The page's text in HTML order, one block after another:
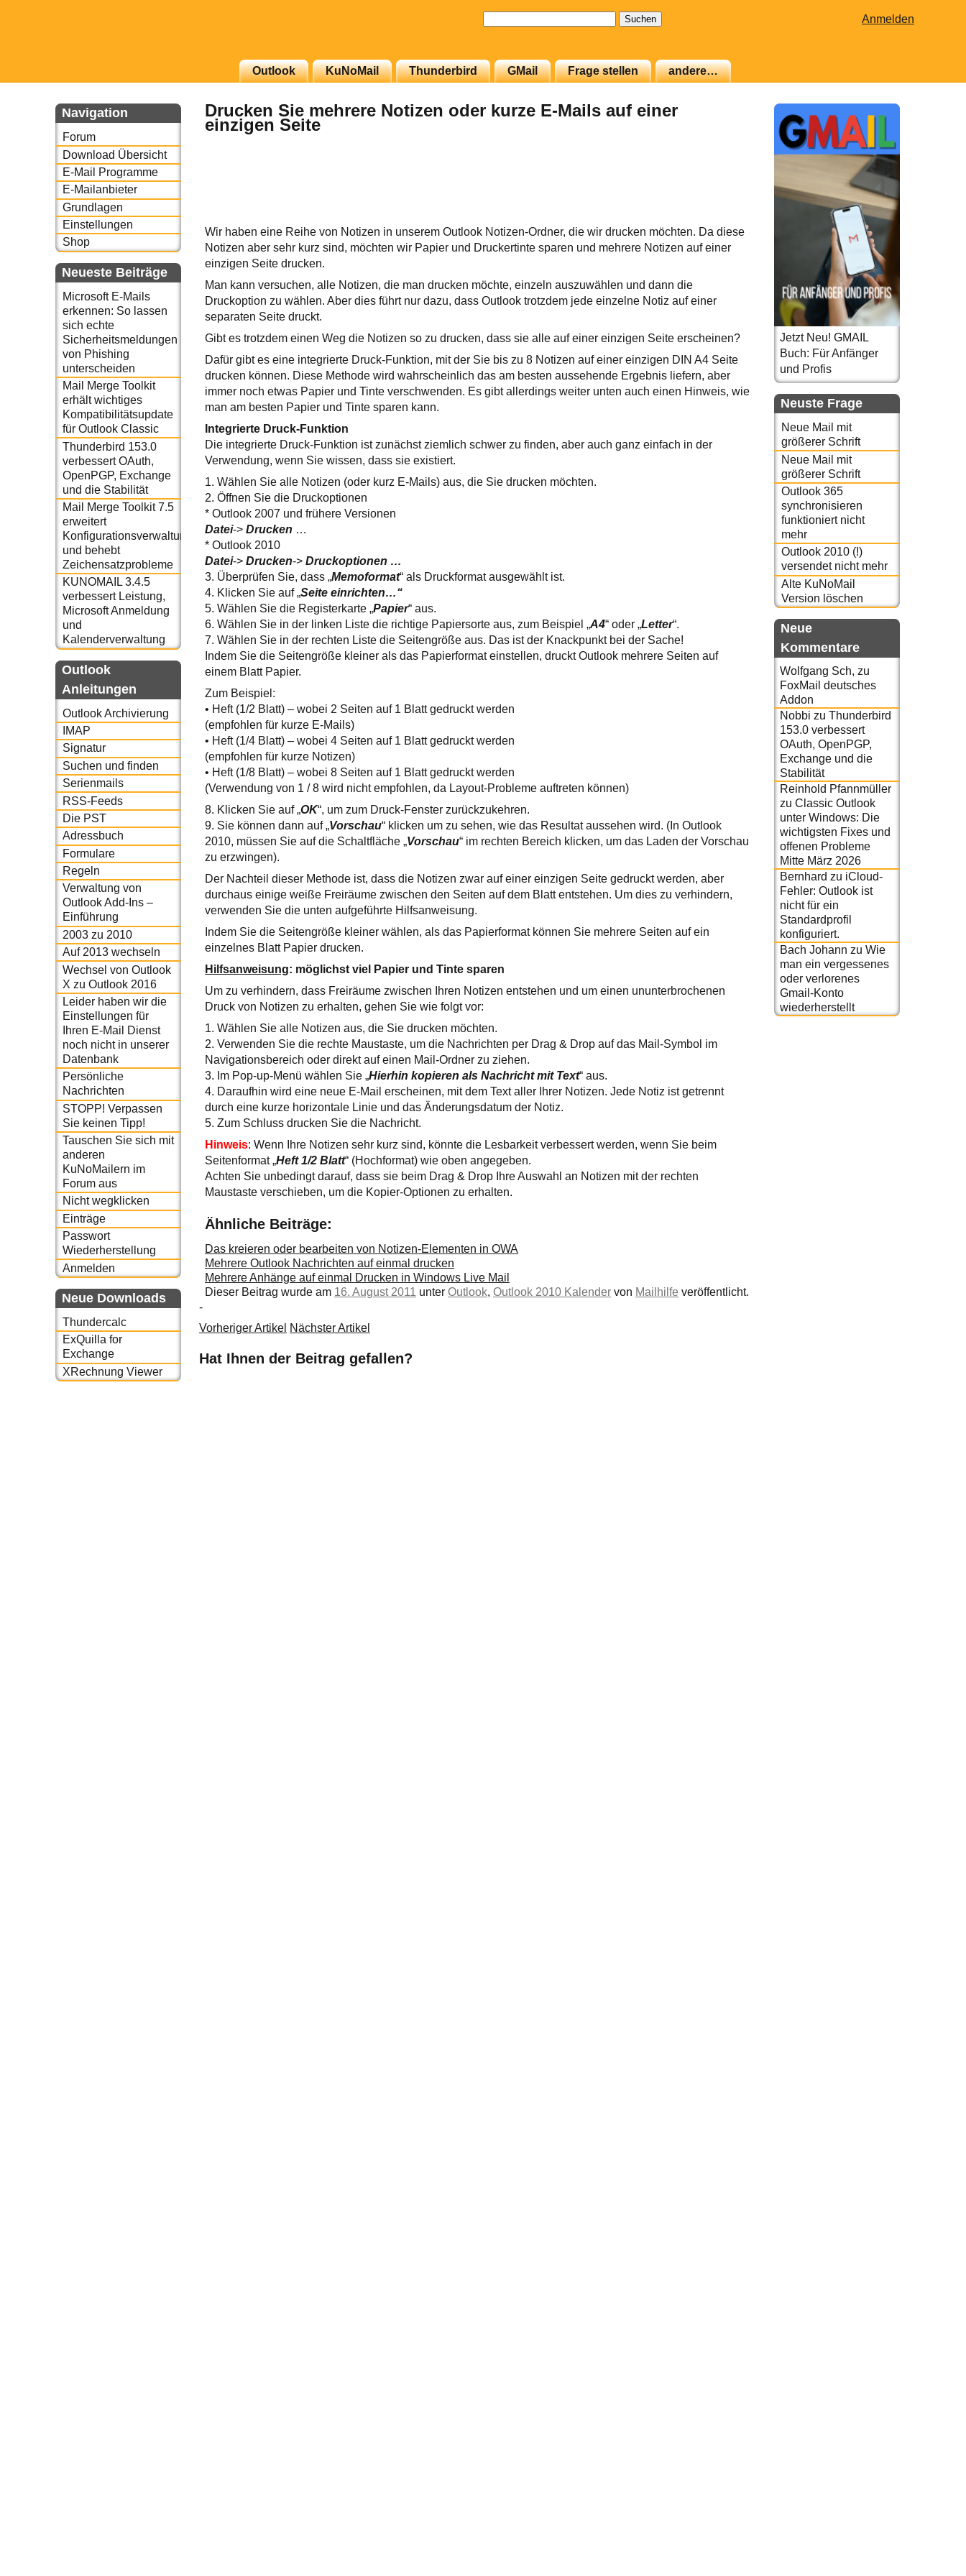
Anmelden
Outlook KuNoMail Thunderbird GMail Frage stellen andere…
Navigation
Forum
Download Übersicht
E-Mail Programme
E-Mailanbieter
Grundlagen
Einstellungen
Shop
Neueste Beiträge
Microsoft E-Mails
erkennen: So lassen
sich echte
Sicherheitsmeldungen
von Phishing
unterscheiden
Mail Merge Toolkit
erhält wichtiges
Kompatibilitätsupdate
für Outlook Classic
Thunderbird 153.0
verbessert OAuth,
OpenPGP, Exchange
und die Stabilität
Mail Merge Toolkit 7.5
erweitert
Konfigurationsverwaltung
und behebt
Zeichensatzprobleme
KUNOMAIL 3.4.5
verbessert Leistung,
Microsoft Anmeldung
und
Kalenderverwaltung
Outlook
Anleitungen
Outlook Archivierung
IMAP
Signatur
Suchen und finden
Serienmails
RSS-Feeds
Die PST
Adressbuch
Formulare
Regeln
Verwaltung von
Outlook Add-Ins –
Einführung
2003 zu 2010
Auf 2013 wechseln
Wechsel von Outlook
X zu Outlook 2016
Leider haben wir die
Einstellungen für
Ihren E-Mail Dienst
noch nicht in unserer
Datenbank
Persönliche
Nachrichten
STOPP! Verpassen
Sie keinen Tipp!
Tauschen Sie sich mit
anderen
KuNoMailern im
Forum aus
Nicht wegklicken
Einträge
Passwort
Wiederherstellung
Anmelden
Neue Downloads
Thundercalc
ExQuilla for
Exchange
XRechnung Viewer
Drucken Sie mehrere Notizen oder kurze E-Mails auf einer
einzigen Seite
Wir haben eine Reihe von Notizen in unserem Outlook Notizen-Ordner, die wir drucken möchten. Da diese
Notizen aber sehr kurz sind, möchten wir Papier und Druckertinte sparen und mehrere Notizen auf einer
einzigen Seite drucken.
Man kann versuchen, alle Notizen, die man drucken möchte, einzeln auszuwählen und dann die
Druckoption zu wählen. Aber dies führt nur dazu, dass Outlook trotzdem jede einzelne Notiz auf einer
separaten Seite druckt.
Gibt es trotzdem einen Weg die Notizen so zu drucken, dass sie alle auf einer einzigen Seite erscheinen?
Dafür gibt es eine integrierte Druck-Funktion, mit der Sie bis zu 8 Notizen auf einer einzigen DIN A4 Seite
drucken können. Diese Methode wird wahrscheinlich das am besten aussehende Ergebnis liefern, aber
immer noch etwas Papier und Tinte verschwenden. Es gibt allerdings weiter unten auch einen Hinweis, wie
man am besten Papier und Tinte sparen kann.
Integrierte Druck-Funktion
Die integrierte Druck-Funktion ist zunächst ziemlich schwer zu finden, aber auch ganz einfach in der
Verwendung, wenn Sie wissen, dass sie existiert.
1. Wählen Sie alle Notizen (oder kurz E-Mails) aus, die Sie drucken möchten.
2. Öffnen Sie die Druckoptionen
* Outlook 2007 und frühere Versionen
Datei->Drucken …
* Outlook 2010
Datei->Drucken->Druckoptionen …
3. Überprüfen Sie, dass „Memoformat“ als Druckformat ausgewählt ist.
4. Klicken Sie auf „Seite einrichten…“
5. Wählen Sie die Registerkarte „Papier“ aus.
6. Wählen Sie in der linken Liste die richtige Papiersorte aus, zum Beispiel „A4“ oder „Letter“.
7. Wählen Sie in der rechten Liste die Seitengröße aus. Das ist der Knackpunkt bei der Sache!
Indem Sie die Seitengröße kleiner als das Papierformat einstellen, druckt Outlook mehrere Seiten auf
einem Blatt Papier.
Zum Beispiel:
• Heft (1/2 Blatt) – wobei 2 Seiten auf 1 Blatt gedruckt werden
(empfohlen für kurze E-Mails)
• Heft (1/4 Blatt) – wobei 4 Seiten auf 1 Blatt gedruckt werden
(empfohlen für kurze Notizen)
• Heft (1/8 Blatt) – wobei 8 Seiten auf 1 Blatt gedruckt werden
(Verwendung von 1 / 8 wird nicht empfohlen, da Layout-Probleme auftreten können)
8. Klicken Sie auf „OK“, um zum Druck-Fenster zurückzukehren.
9. Sie können dann auf „Vorschau“ klicken um zu sehen, wie das Resultat aussehen wird. (In Outlook
2010, müssen Sie auf die Schaltfläche „Vorschau“ im rechten Bereich klicken, um das Laden der Vorschau
zu erzwingen).
Der Nachteil dieser Methode ist, dass die Notizen zwar auf einer einzigen Seite gedruckt werden, aber
durchaus einige weiße Freiräume zwischen den Seiten auf dem Blatt entstehen. Um dies zu verhindern,
verwenden Sie die unten aufgeführte Hilfsanweisung.
Indem Sie die Seitengröße kleiner wählen, als das Papierformat können Sie mehrere Seiten auf ein
einzelnes Blatt Papier drucken.
Hilfsanweisung: möglichst viel Papier und Tinte sparen
Um zu verhindern, dass Freiräume zwischen Ihren Notizen entstehen und um einen ununterbrochenen
Druck von Notizen zu erhalten, gehen Sie wie folgt vor:
1. Wählen Sie alle Notizen aus, die Sie drucken möchten.
2. Verwenden Sie die rechte Maustaste, um die Nachrichten per Drag & Drop auf das Mail-Symbol im
Navigationsbereich oder direkt auf einen Mail-Ordner zu ziehen.
3. Im Pop-up-Menü wählen Sie „Hierhin kopieren als Nachricht mit Text“ aus.
4. Daraufhin wird eine neue E-Mail erscheinen, mit dem Text aller Ihrer Notizen. Jede Notiz ist getrennt
durch eine kurze horizontale Linie und das Änderungsdatum der Notiz.
5. Zum Schluss drucken Sie die Nachricht.
Hinweis: Wenn Ihre Notizen sehr kurz sind, könnte die Lesbarkeit verbessert werden, wenn Sie beim
Seitenformat „Heft 1/2 Blatt“ (Hochformat) wie oben angegeben.
Achten Sie unbedingt darauf, dass sie beim Drag & Drop Ihre Auswahl an Notizen mit der rechten
Maustaste verschieben, um die Kopier-Optionen zu erhalten.
Ähnliche Beiträge:
Das kreieren oder bearbeiten von Notizen-Elementen in OWA
Mehrere Outlook Nachrichten auf einmal drucken
Mehrere Anhänge auf einmal Drucken in Windows Live Mail
Dieser Beitrag wurde am 16. August 2011 unterOutlook,Outlook 2010 Kalender von Mailhilfe veröffentlicht.
-
Vorheriger Artikel Nächster Artikel
Hat Ihnen der Beitrag gefallen?
Jetzt Neu! GMAIL
Buch: Für Anfänger
und Profis
Neuste Frage
Neue Mail mit
größerer Schrift
Neue Mail mit
größerer Schrift
Outlook 365
synchronisieren
funktioniert nicht
mehr
Outlook 2010 (!)
versendet nicht mehr
Alte KuNoMail
Version löschen
Neue
Kommentare
Wolfgang Sch, zu
FoxMail deutsches
Addon
Nobbi zu Thunderbird
153.0 verbessert
OAuth, OpenPGP,
Exchange und die
Stabilität
Reinhold Pfannmüller
zu Classic Outlook
unter Windows: Die
wichtigsten Fixes und
offenen Probleme
Mitte März 2026
Bernhard zu iCloud-
Fehler: Outlook ist
nicht für ein
Standardprofil
konfiguriert.
Bach Johann zu Wie
man ein vergessenes
oder verlorenes
Gmail-Konto
wiederherstellt
oder auch